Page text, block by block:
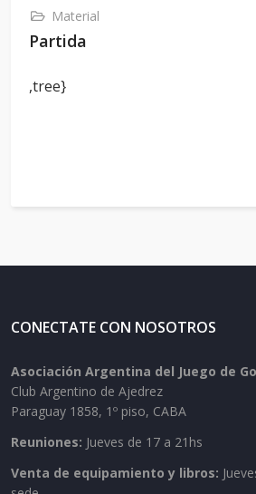
Material
Partida
,tree}
CONECTATE CON NOSOTROS
Asociación Argentina del Juego de Go
Club Argentino de Ajedrez
Paraguay 1858, 1º piso, CABA
Reuniones: Jueves de 17 a 21hs
Venta de equipamiento y libros: